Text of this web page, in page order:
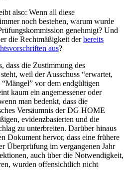
also: Wenn all diese
noch bestehen, warum wurde
genehmigt? Und
die Rechtmäßigkeit derbereits
aus?
dass die Zustimmung des
weil der Ausschuss “erwartet,
vor dem endgültigen
kaum ein angemessener oder
man bedenkt, dass die
Versäumnis der DG HOME
evidenzbasierten und die
zu unterbreiten. Darüber hinaus
Dokument hervor, dass eine frühere
Überprüfung im vergangenen Jahr
auch über die Notwendigkeit,
wurden offensichtlich nicht